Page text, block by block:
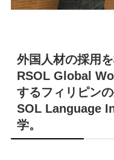
外国人材の採用
RSOL Global
するフィリピン
SOL Language
学。